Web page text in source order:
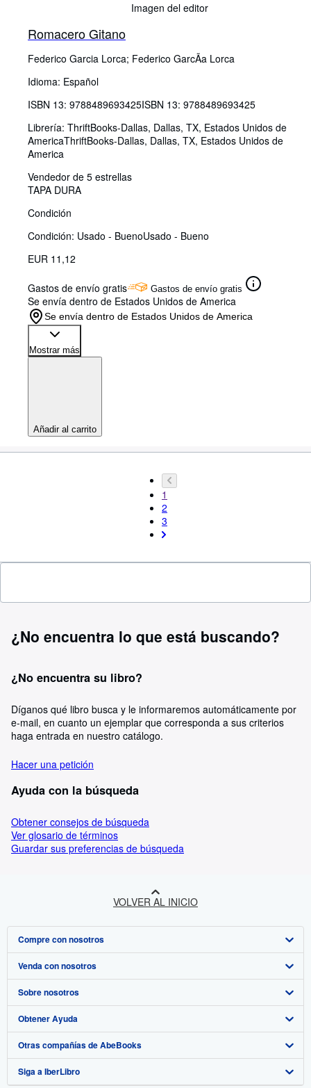
Imagen del editor
Romacero Gitano
Federico Garcia Lorca; Federico GarcÃa Lorca
Idioma: Español
ISBN 13: 9788489693425ISBN 13: 9788489693425
Librería: ThriftBooks-Dallas, Dallas, TX, Estados Unidos de
AmericaThriftBooks-Dallas, Dallas, TX, Estados Unidos de
America
Vendedor de 5 estrellas
TAPA DURA
Condición
Condición: Usado - BuenoUsado - Bueno
EUR 11,12
Gastos de envío gratis Gastos de envío gratis
Se envía dentro de Estados Unidos de America
Se envía dentro de Estados Unidos de America
Mostrar más
Añadir al carrito
1
2
3
¿No encuentra lo que está buscando?
¿No encuentra su libro?
Díganos qué libro busca y le informaremos automáticamente por
e-mail, en cuanto un ejemplar que corresponda a sus criterios
haga entrada en nuestro catálogo.
Hacer una petición
Ayuda con la búsqueda
Obtener consejos de búsqueda
Ver glosario de términos
Guardar sus preferencias de búsqueda
VOLVER AL INICIO
Compre con nosotros
Búsqueda avanzada
Colecciones
Mi cuenta
Mis pedidos
Ver carrito
Venda con nosotros
Comenzar a vender
Únase a nuestro programa de afiliados
Recomiende un vendedor
Sobre nosotros
Sobre IberLibro
Medios
Empleo
Obtener Ayuda
Preguntas frecuentes y guías
Atención al Cliente
Otras compañías de AbeBooks
AbeBooks.com
Siga a IberLibro